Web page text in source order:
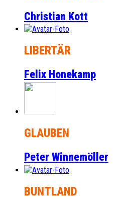
Christian Kott
LIBERTÄR
Felix Honekamp
GLAUBEN
Peter Winnemöller
BUNTLAND